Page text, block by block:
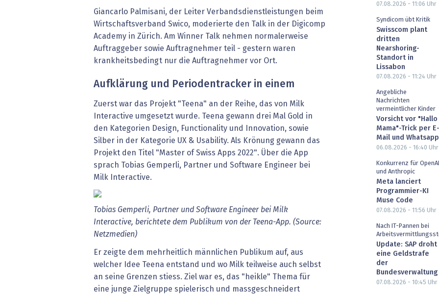
Giancarlo Palmisani, der Leiter Verbandsdienstleistungen beim
Wirtschaftsverband Swico, moderierte den Talk in der Digicomp
Academy in Zürich. Am Winner Talk nehmen normalerweise
Auftraggeber sowie Auftragnehmer teil - gestern waren
krankheitsbedingt nur die Auftragnehmer vor Ort.
Aufklärung und Periodentracker in einem
Zuerst war das Projekt "Teena" an der Reihe, das von Milk
Interactive umgesetzt wurde. Teena gewann drei Mal Gold in
den Kategorien Design, Functionality und Innovation, sowie
Silber in der Kategorie UX & Usability. Als Krönung gewann das
Projekt den Titel "Master of Swiss Apps 2022". Über die App
sprach Tobias Gemperli, Partner und Software Engineer bei
Milk Interactive.
Tobias Gemperli, Partner und Software Engineer bei Milk
Interactive, berichtete dem Publikum von der Teena-App. (Source:
Netzmedien)
Er zeigte dem mehrheitlich männlichen Publikum auf, aus
welcher Idee Teena entstand und wo Milk teilweise auch selbst
an seine Grenzen stiess. Ziel war es, das "heikle" Thema für
eine junge Zielgruppe spielerisch und massgeschneidert
07.08.2026 - 11:06 Uhr
Syndicom übt Kritik
Swisscom plant
dritten
Nearshoring-
Standort in
Lissabon
07.08.2026 - 11:24 Uhr
Angebliche
Nachrichten
vermeintlicher Kinder
Vorsicht vor "Hallo
Mama"-Trick per E-
Mail und Whatsapp
06.08.2026 - 16:40 Uhr
Konkurrenz für OpenAI
und Anthropic
Meta lanciert
Programmier-KI
Muse Code
07.08.2026 - 11:56 Uhr
Nach IT-Pannen bei
Update: SAP droht
eine Geldstrafe
der
Bundesverwaltung
07.08.2026 - 10:45 Uhr